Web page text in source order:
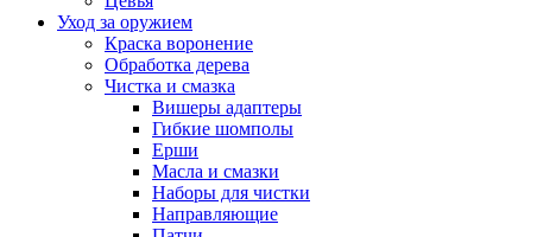
Уход за оружием
Краска воронение
Обработка дерева
Чистка и смазка
Вишеры адаптеры
Гибкие шомполы
Ерши
Масла и смазки
Наборы для чистки
Направляющие